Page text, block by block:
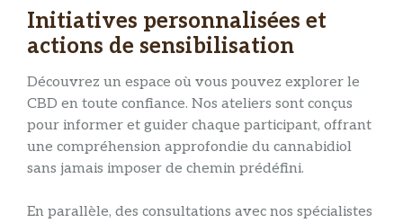
Initiatives personnalisées et
actions de sensibilisation
Découvrez un espace où vous pouvez explorer le
CBD en toute confiance. Nos ateliers sont conçus
pour informer et guider chaque participant, offrant
une compréhension approfondie du cannabidiol
sans jamais imposer de chemin prédéfini.
En parallèle, des consultations avec nos spécialistes